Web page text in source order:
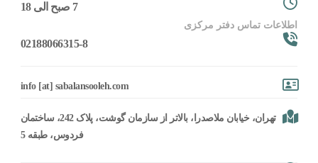
7 صبح الی 18
اطلاعات تماس دفتر مرکزی
02188066315-8
info [at] sabalansooleh.com
تهران، خیابان ملاصدرا، بالاتر از سازمان گوشت، پلاک 242، ساختمان
فردوس، طبقه 5